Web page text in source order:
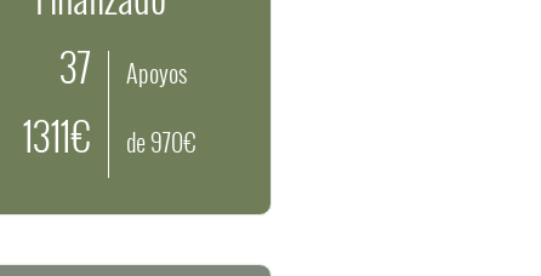
37
1311€
Apoyos
de 970€